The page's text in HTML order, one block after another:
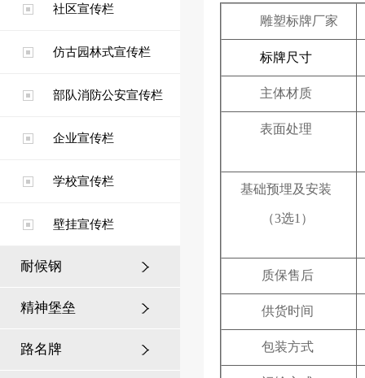
社区宣传栏
仿古园林式宣传栏
部队消防公安宣传栏
企业宣传栏
学校宣传栏
壁挂宣传栏
耐候钢
精神堡垒
路名牌
扬州乡镇公交候车亭
徐州公园案例
雕塑标牌厂家
标牌尺寸
主体材质
表面处理
基础预埋及安装
（3选1）
质保售后
供货时间
包装方式